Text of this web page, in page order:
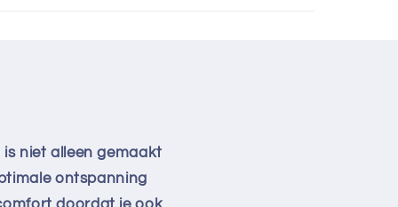
niet alleen gemaakt
ontspanning